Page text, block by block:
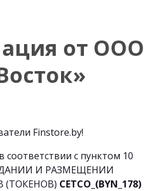
от ООО
Finstore.by!
с пунктом 10
И РАЗМЕЩЕНИИ
(ТОКЕНОВ) CETCO_(BYN_178)